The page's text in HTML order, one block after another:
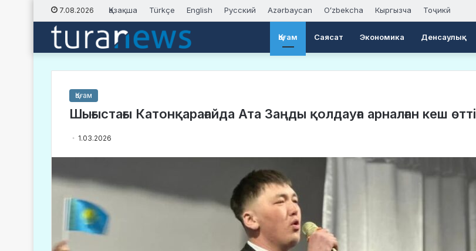
7.08.2026 Қазақша Türkçe English Русский Azərbaycan Oʻzbekcha Кыргызча Тоҷикӣ
Қоғам Саясат Экономика Денсаулық
Қоғам
Шығыстағы Катонқарағайда Ата Заңды қолдауға арналған кеш өтті
1.03.2026